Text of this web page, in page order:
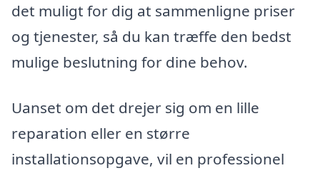
det muligt for dig at sammenligne priser
og tjenester, så du kan træffe den bedst
mulige beslutning for dine behov.
Uanset om det drejer sig om en lille
reparation eller en større
installationsopgave, vil en professionel